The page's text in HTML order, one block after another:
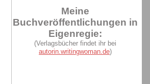
Meine
Buchveröffentlichungen in
Eigenregie:
(Verlagsbücher findet ihr bei
autorin.writingwoman.de)